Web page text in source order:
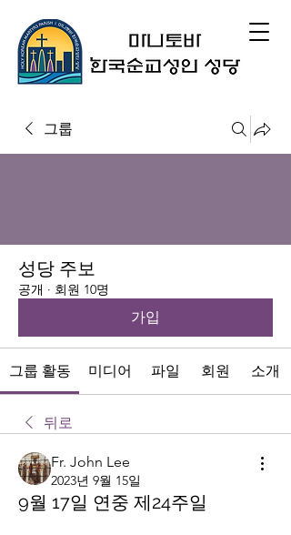
그룹
성당 주보
공개 · 회원 10명
가입
그룹 활동 미디어 파일 회원 소개
뒤로
Fr. John Lee
2023년 9월 15일
9월 17일 연중 제24주일